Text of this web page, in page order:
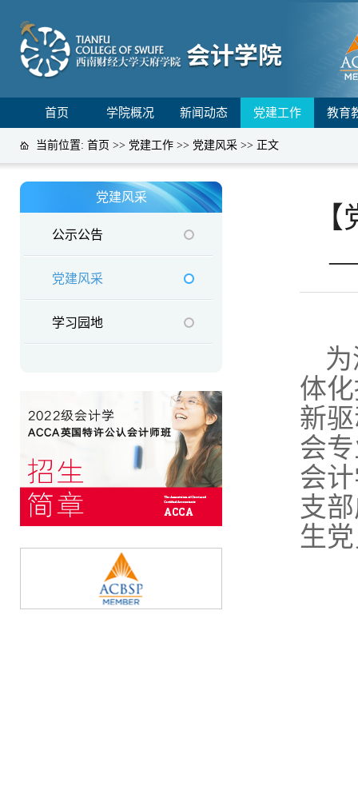
首页 学院概况 新闻动态 党建工作 教育
当前位置: 首页 >> 党建工作 >> 党建风采 >> 正文
党建风采
公示公告
党建风采
学习园地
体
新
会
会
支
生